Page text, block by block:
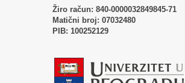
Žiro račun: 840-0000032849845-71
Matični broj: 07032480
PIB: 100252129